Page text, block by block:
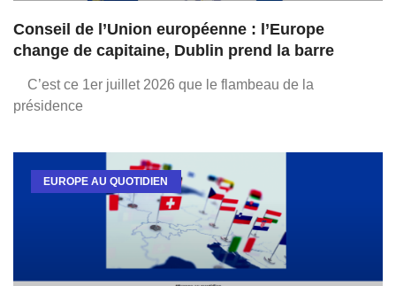
Conseil de l’Union européenne : l’Europe
change de capitaine, Dublin prend la barre
C’est ce 1er juillet 2026 que le flambeau de la
présidence
EUROPE AU QUOTIDIEN